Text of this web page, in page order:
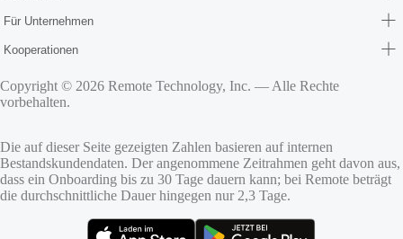
Für Unternehmen
Kooperationen
Copyright © 2026 Remote Technology, Inc. — Alle Rechte
vorbehalten.
Die auf dieser Seite gezeigten Zahlen basieren auf internen
Bestandskundendaten. Der angenommene Zeitrahmen geht davon aus,
dass ein Onboarding bis zu 30 Tage dauern kann; bei Remote beträgt
die durchschnittliche Dauer hingegen nur 2,3 Tage.